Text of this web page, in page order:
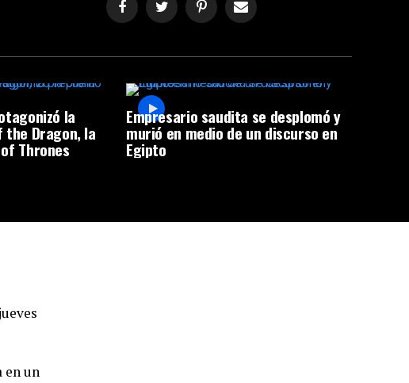
la
the Dragon, la
Thrones
Empresario saudita se desplomó y
murió en medio de un discurso en
Egipto
en un